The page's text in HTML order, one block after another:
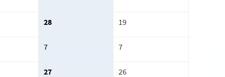
28 19
7 7
27 26